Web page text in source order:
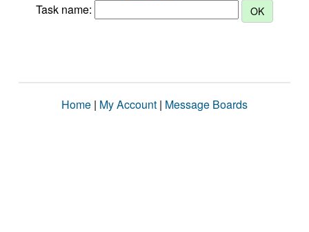
Task name:
Home | My Account | Message Boards